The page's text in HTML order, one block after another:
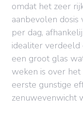
omdat het zeer
aanbevolen
per dag,
idealiter
een groot glas
weken is over
eerste gunstige
zenuwevenwicht